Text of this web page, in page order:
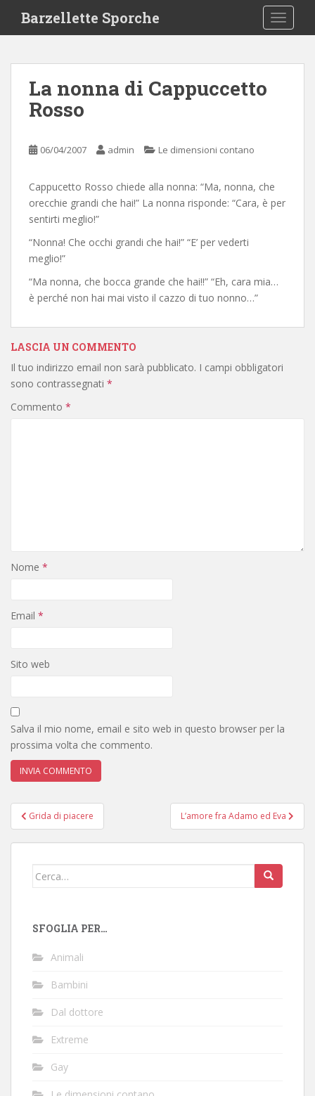
i
Barzellette Sporche
La nonna di Cappuccetto
Rosso
06/04/2007 admin Le dimensioni contano
Cappucetto Rosso chiede alla nonna: “Ma, nonna, che
orecchie grandi che hai!” La nonna risponde: “Cara, è per
sentirti meglio!”
“Nonna! Che occhi grandi che hai!” “E’ per vederti
meglio!”
“Ma nonna, che bocca grande che hai!!” “Eh, cara mia…
è perché non hai mai visto il cazzo di tuo nonno…”
LASCIA UN COMMENTO
Il tuo indirizzo email non sarà pubblicato. I campi obbligatori
sono contrassegnati *
Commento *
Nome *
Email *
Sito web
Salva il mio nome, email e sito web in questo browser per la
prossima volta che commento.
Navigazione
articoli
Grida di piacere L’amore fra Adamo ed Eva
Cerca:
SFOGLIA PER…
Animali
Bambini
Dal dottore
Extreme
Gay